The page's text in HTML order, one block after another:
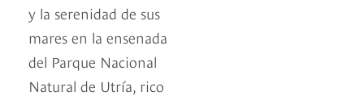
y la serenidad de sus
mares en la ensenada
del Parque Nacional
Natural de Utría, rico